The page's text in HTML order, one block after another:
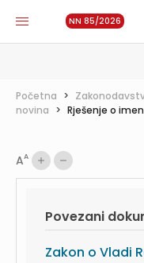
NN 85/2026
Početna >
novina > Rješenje o
AA
Povezani
Zakon o Vladi